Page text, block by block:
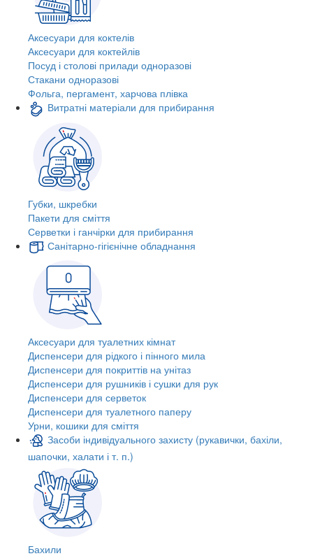
Аксесуари для коктелів
Аксесуари для коктейлів
Посуд і столові прилади одноразові
Стакани одноразові
Фольга, пергамент, харчова плівка
Витратні матеріали для прибирання
Губки, шкребки
Пакети для сміття
Серветки і ганчірки для прибирання
Санітарно-гігієнічне обладнання
Аксесуари для туалетних кімнат
Диспенсери для рідкого і пінного мила
Диспенсери для покриттів на унітаз
Диспенсери для рушників і сушки для рук
Диспенсери для серветок
Диспенсери для туалетного паперу
Урни, кошики для сміття
Засоби індивідуального захисту (рукавички, бахіли,
шапочки, халати і т. п.)
Бахили